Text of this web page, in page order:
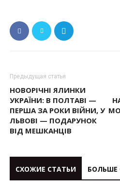
Предыдущая статья
НОВОРІЧНІ ЯЛИНКИ
УКРАЇНИ: В ПОЛТАВІ —
ПЕРША ЗА РОКИ ВІЙНИ, У
ЛЬВОВІ — ПОДАРУНОК
ВІД МЕШКАНЦІВ
СХОЖИЕ СТАТЬИ БОЛЬШЕ